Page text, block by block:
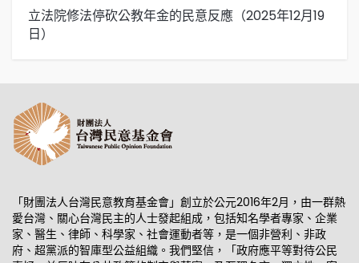
立法院修法停砍公教年金的民意反應（2025年12月19
日）
「財團法人台灣民意教育基金會」創立於公元2016年2月，由一群熱
愛台灣、關心台灣民主的人士發起組成，包括知名學者專家、企業
家、醫生、律師、科學家、社會運動者等，是一個非營利、非政
府、超黨派的智庫型公益組織。我們堅信，「政府應平等對待公民